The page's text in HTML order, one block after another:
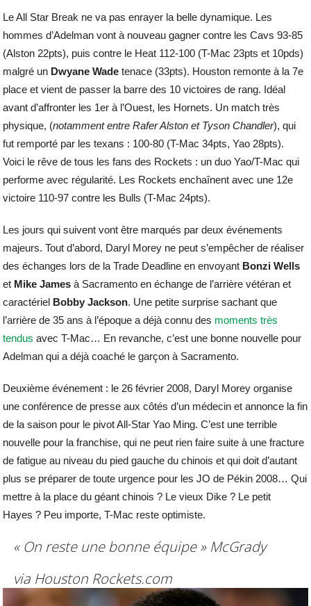
Le All Star Break ne va pas enrayer la belle dynamique. Les
hommes d’Adelman vont à nouveau gagner contre les Cavs 93-85
(Alston 22pts), puis contre le Heat 112-100 (T-Mac 23pts et 10pds)
malgré un Dwyane Wade tenace (33pts). Houston remonte à la 7e
place et vient de passer la barre des 10 victoires de rang. Idéal
avant d’affronter les 1er à l’Ouest, les Hornets. Un match très
physique, (notamment entre Rafer Alston et Tyson Chandler), qui
fut remporté par les texans : 100-80 (T-Mac 34pts, Yao 28pts).
Voici le rêve de tous les fans des Rockets : un duo Yao/T-Mac qui
performe avec régularité. Les Rockets enchaînent avec une 12e
victoire 110-97 contre les Bulls (T-Mac 24pts).
Les jours qui suivent vont être marqués par deux événements
majeurs. Tout d’abord, Daryl Morey ne peut s’empêcher de réaliser
des échanges lors de la Trade Deadline en envoyant Bonzi Wells
et Mike James à Sacramento en échange de l’arrière vétéran et
caractériel Bobby Jackson. Une petite surprise sachant que
l’arrière de 35 ans à l’époque a déjà connu des moments très
tendusavec T-Mac… En revanche, c’est une bonne nouvelle pour
Adelman qui a déjà coaché le garçon à Sacramento.
Deuxième événement : le 26 février 2008, Daryl Morey organise
une conférence de presse aux côtés d’un médecin et annonce la fin
de la saison pour le pivot All-Star Yao Ming. C’est une terrible
nouvelle pour la franchise, qui ne peut rien faire suite à une fracture
de fatigue au niveau du pied gauche du chinois et qui doit d’autant
plus se préparer de toute urgence pour les JO de Pékin 2008… Qui
mettre à la place du géant chinois ? Le vieux Dike ? Le petit
Hayes ? Peu importe, T-Mac reste optimiste.
« On reste une bonne équipe » McGrady
via Houston Rockets.com